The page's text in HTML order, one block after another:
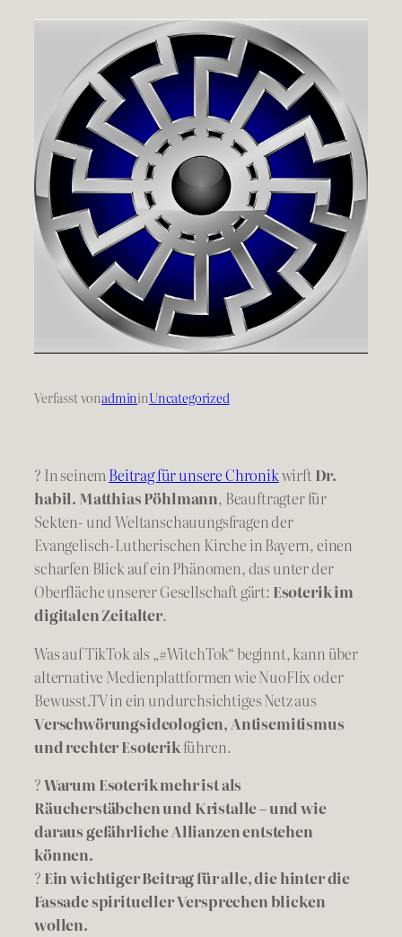
Verfasst vonadmininUncategorized
? In seinemBeitrag für unsere Chronikwirft Dr.
habil. Matthias Pöhlmann, Beauftragter für
Sekten- und Weltanschauungsfragen der
Evangelisch-Lutherischen Kirche in Bayern, einen
scharfen Blick auf ein Phänomen, das unter der
Oberfläche unserer Gesellschaft gärt: Esoterik im
digitalen Zeitalter.
Was auf TikTok als „#WitchTok“ beginnt, kann über
alternative Medienplattformen wie NuoFlix oder
Bewusst.TV in ein undurchsichtiges Netz aus
Verschwörungsideologien, Antisemitismus
und rechter Esoterikführen.
?Warum Esoterik mehr ist als
Räucherstäbchen und Kristalle – und wie
daraus gefährliche Allianzen entstehen
können.
? Ein wichtiger Beitrag für alle, die hinter die
Fassade spiritueller Versprechen blicken
wollen.